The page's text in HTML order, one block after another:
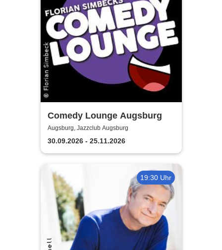
Comedy Lounge Augsburg
Augsburg, Jazzclub Augsburg
30.09.2026 - 25.11.2026
19:30 Uhr